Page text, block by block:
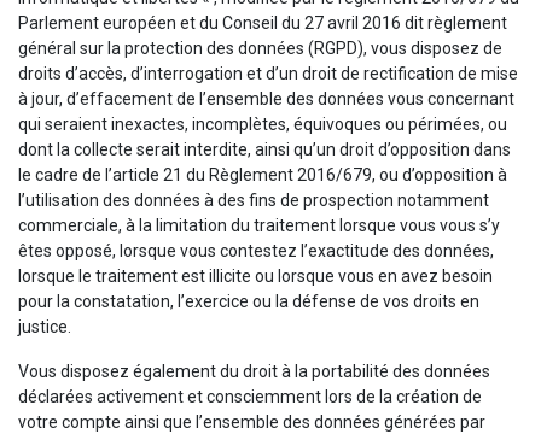
Parlement européen et du Conseil du 27 avril 2016 dit règlement
général sur la protection des données (RGPD), vous disposez de
droits d’accès, d’interrogation et d’un droit de rectification de mise
à jour, d’effacement de l’ensemble des données vous concernant
qui seraient inexactes, incomplètes, équivoques ou périmées, ou
dont la collecte serait interdite, ainsi qu’un droit d’opposition dans
le cadre de l’article 21 du Règlement 2016/679, ou d’opposition à
l’utilisation des données à des fins de prospection notamment
commerciale, à la limitation du traitement lorsque vous vous s’y
êtes opposé, lorsque vous contestez l’exactitude des données,
lorsque le traitement est illicite ou lorsque vous en avez besoin
pour la constatation, l’exercice ou la défense de vos droits en
justice.
Vous disposez également du droit à la portabilité des données
déclarées activement et consciemment lors de la création de
votre compte ainsi que l’ensemble des données générées par